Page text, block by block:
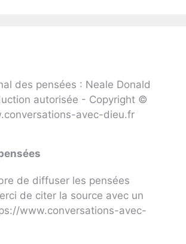
des pensées : Neale Donald
autorisée - Copyright ©
avec-dieu.fr
de diffuser les pensées
de citer la source avec un
www.conversations-avec-